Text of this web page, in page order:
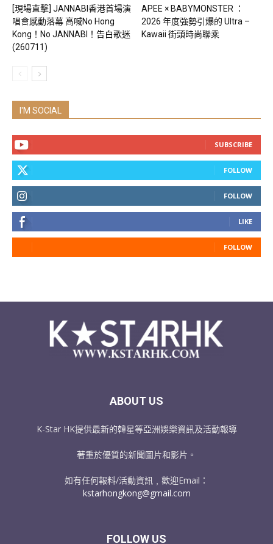
[現場直擊] JANNABI香港首場演
唱會感動落幕 高喊No Hong
Kong！No JANNABI！告白歌迷
(260711)
APEE × BABYMONSTER ：
2026 年度強勢引爆的 Ultra –
Kawaii 街頭時尚聯乘
I'M SOCIAL
SUBSCRIBE
FOLLOW
FOLLOW
LIKE
FOLLOW
ABOUT US
K-Star HK提供最新的韓星等亞洲娛樂資訊及活動報導
著重於優質的新聞圖片和影片。
如有任何報料/活動資訊﹐歡迎Email：
kstarhongkong@gmail.com
FOLLOW US